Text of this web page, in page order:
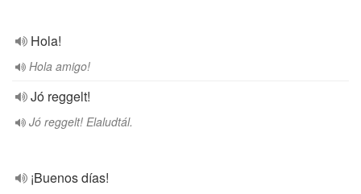
Hola!
Hola amigo!
Jó reggelt!
Jó reggelt! Elaludtál.
¡Buenos días!